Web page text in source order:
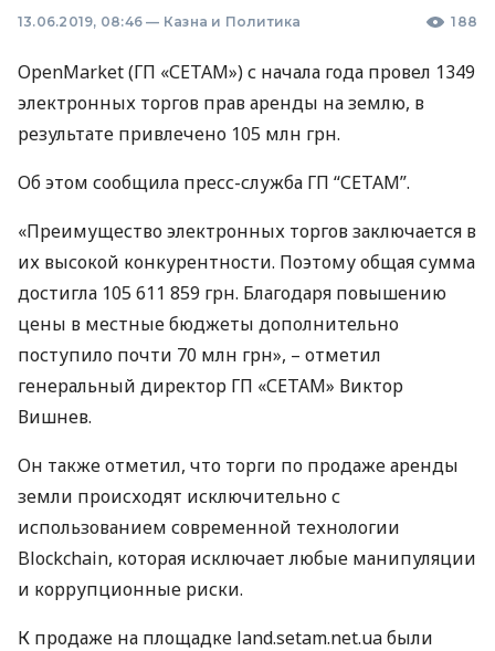
13.06.2019, 08:46 — Казна и Политика 188
OpenMarket (ГП «СЕТАМ») с начала года провел 1349
электронных торгов прав аренды на землю, в
результате привлечено 105 млн грн.
Об этом сообщила пресс-служба ГП “СЕТАМ”.
«Преимущество электронных торгов заключается в
их высокой конкурентности. Поэтому общая сумма
достигла 105 611 859 грн. Благодаря повышению
цены в местные бюджеты дополнительно
поступило почти 70 млн грн», – отметил
генеральный директор ГП «СЕТАМ» Виктор
Вишнев.
Он также отметил, что торги по продаже аренды
земли происходят исключительно с
использованием современной технологии
Blockchain, которая исключает любые манипуляции
и коррупционные риски.
К продаже на площадке land.setam.net.ua были